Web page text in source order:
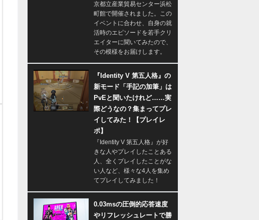
京都立産業貿易センター浜松
町館で開催されました。この
イベントに合わせ、自身の就
活時のエピソードを若手クリ
エイターに聞いてみたので、
その模様をお届けします。
『Identity V 第五人格』の
新モード「手記の加筆」は
PvEと聞いたけれど……実
際どうなの？集まってプレ
イしてみた！【プレイレ
ポ】
『Identity V 第五人格』が好
きな人やプレイしたことある
人、全くプレイしたことがな
い人など、様々な4人を集め
てプレイしてみました！
0.03msの圧倒的応答速度
やリフレッシュレートで勝